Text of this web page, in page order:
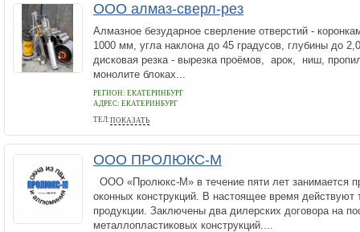
ООО алмаз-сверл-рез
Алмазное безударное сверление отверстий -
1000 мм, угла наклона до 45 градусов, глубины до
дисковая резка - вырезка проёмов, арок, ниш,
монолите блоках...
РЕГИОН: ЕКАТЕРИНБУРГ
АДРЕС: ЕКАТЕРИНБУРГ
ТЕЛ:ПОКАЗАТЬ
89089229481
ООО ПРОЛЮКС-М
ООО «Пролюкс-М» в течение пяти лет занимается
оконных конструкций. В настоящее время действуют
продукции. Заключены два дилерских договора на
металлопластиковых конструкций....